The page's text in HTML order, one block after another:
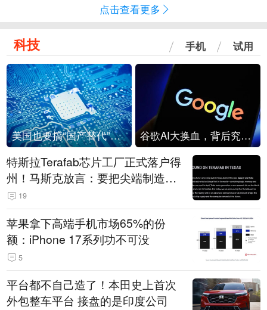
点击查看更多
科技 手机 试用
美国也要搞“国产替代”？先算清三笔账 谷歌AI大换血，背后究竟发生了什么？
特斯拉Terafab芯片工厂正式落户得
州！马斯克放言：要把尖端制造带
回美国
19
苹果拿下高端手机市场65%的份
额：iPhone 17系列功不可没
5
平台都不自己造了！本田史上首次
外包整车平台 接盘的是印度公司